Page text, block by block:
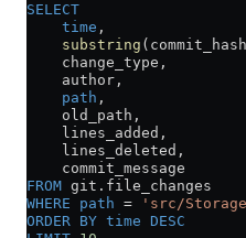
SELECT
    time
,
    substring
    change_type,
    author,
    path
,
    old_path,
    lines_added,
    lines_deleted,
    commit_message
FROM git . file_changes
WHERE path = 'src/
ORDER BY time DESC